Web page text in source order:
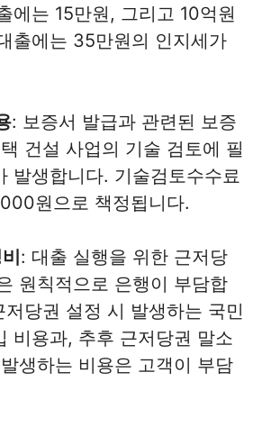
에는 15만원, 그리고 10억원
출에는 35만원의 인지세가
: 보증서 발급과 관련된 보증
건설 사업의 기술 검토에 필
발생합니다. 기술검토수수료
원으로 책정됩니다.
: 대출 실행을 위한 근저당
원칙적으로 은행이 부담합
당권 설정 시 발생하는 국민
비용과, 추후 근저당권 말소
생하는 비용은 고객이 부담